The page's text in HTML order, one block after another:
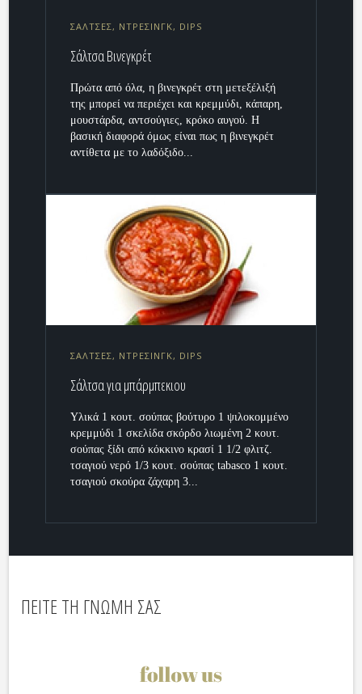
ΣΑΛΤΣΕΣ, ΝΤΡΕΣΙΝΓΚ, DIPS
Σάλτσα Βινεγκρέτ
Πρώτα από όλα, η βινεγκρέτ στη μετεξέλιξή
της μπορεί να περιέχει και κρεμμύδι, κάπαρη,
μουστάρδα, αντσούγιες, κρόκο αυγού. Η
βασική διαφορά όμως είναι πως η βινεγκρέτ
αντίθετα με το λαδόξιδο...
ΣΑΛΤΣΕΣ, ΝΤΡΕΣΙΝΓΚ, DIPS
Σάλτσα για μπάρμπεκιου
Υλικά 1 κουτ. σούπας βούτυρο 1 ψιλοκομμένο
κρεμμύδι 1 σκελίδα σκόρδο λιωμένη 2 κουτ.
σούπας ξίδι από κόκκινο κρασί 1 1/2 φλιτζ.
τσαγιού νερό 1/3 κουτ. σούπας tabasco 1 κουτ.
τσαγιού σκούρα ζάχαρη 3...
ΠΕΙΤΕ ΤΗ ΓΝΩΜΗ ΣΑΣ